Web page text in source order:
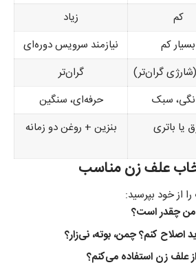
کم
زیاد
بسیار کم
نیازمند سرویس دوره‌ای
گران‌تر)
گران‌تر
سبک
حرفه‌ای، سنگین
یا باتری بنزین + روغن دو زمانه
علف زن مناسب
از خود بپرسید:
چقدر است؟
اصلاح کنم؟ چمن، بوته، نی‌زار؟
علف زن استفاده می‌کنم؟